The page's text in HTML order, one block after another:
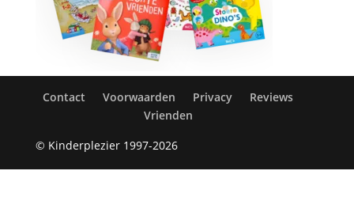
Contact Voorwaarden Privacy
Reviews
Vrienden
© Kinderplezier 1997-2026